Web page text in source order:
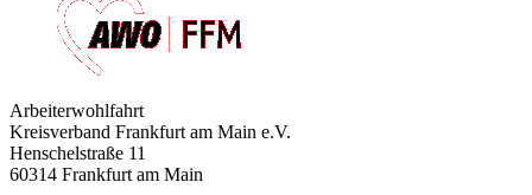
Arbeiterwohlfahrt
Kreisverband Frankfurt am Main e.V.
Henschelstraße 11
60314 Frankfurt am Main